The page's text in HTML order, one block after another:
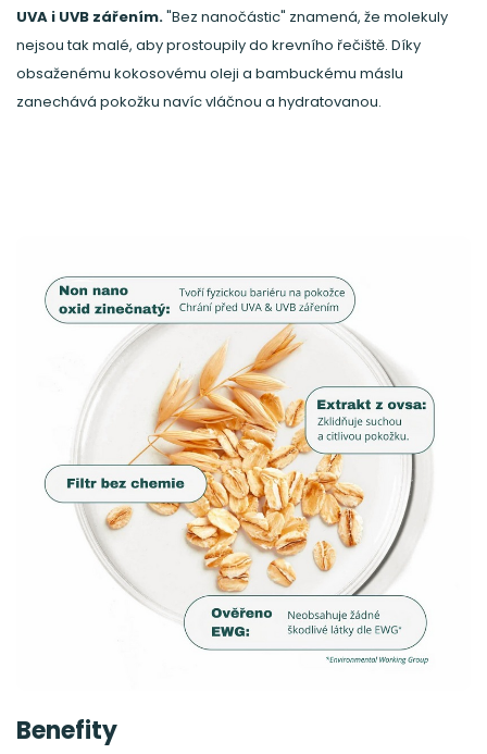
UVA i UVB zářením."Bez nanočástic" znamená, že molekuly
nejsou tak malé, aby prostoupily do krevního řečiště. Díky
obsaženému kokosovému oleji a bambuckému máslu
zanechává pokožku navíc vláčnou a hydratovanou.
Benefity